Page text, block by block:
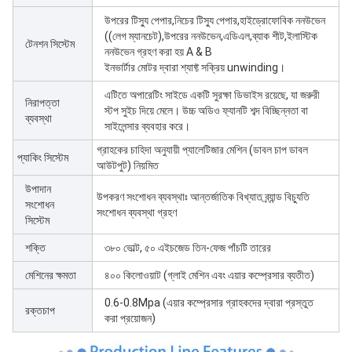
টেনশন সিস্টেম
উপরের টিস্যু পেপার,নিচের টিস্যু পেপার,হাইড্রোফোবিক ননউভেন
((লেগ ম্যানচেট),উপরের ননউভেন,এডিএল,ব্যাক শীট,ইলাস্টিক
ননউভেন গ্রহণ করা হয় A & B
ইনভার্টার মোটর দ্বারা শ্যাফ্ট সক্রিয় unwinding।
নিরাপত্তা
ব্যবস্থা
এটিতে অপারেটিং সাইডে একটি সুরক্ষা ডিভাইস রয়েছে, যা জরুরী
স্টপ সুইচ দিয়ে মেলে। উচ্চ অডিও ফ্যানটি শব্দ বিচ্ছিন্নতা বা
সাইলেন্সার ব্যবহার করে।
প্যাকিং সিস্টেম
গ্রাহকের চাহিদা অনুযায়ী প্যালেটিজার মেশিন (ডাবল চাপ ডাবল
আউটপুট) নিয়মিত
উপাদান
সংশোধন
সিস্টেম
উপকরণ সংশোধন ব্যবস্থাঃ আন্তর্জাতিক বিখ্যাত ব্র্যান্ড বিচ্যুতি
সংশোধন ব্যবস্থা গ্রহণ
শক্তি ৩৮০ ভোল্ট, ৫০ এইচজেড তিন-ফেজ পাঁচটি তারের
মেশিনের ক্ষমতা ৪০০ কিলোওয়াট (গ্লাই মেশিন এবং এয়ার কম্প্রেসার ব্যতীত)
রক্তচাপ
0.6-0.8Mpa (এয়ার কম্প্রেসার গ্রাহকদের দ্বারা প্রস্তুত
করা প্রয়োজন)